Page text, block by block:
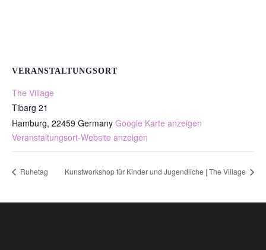
VERANSTALTUNGSORT
The Village
Tibarg 21
Hamburg, 22459 Germany Google Karte anzeigen
Veranstaltungsort-Website anzeigen
Ruhetag Kunstworkshop für Kinder und Jugendliche | The Village